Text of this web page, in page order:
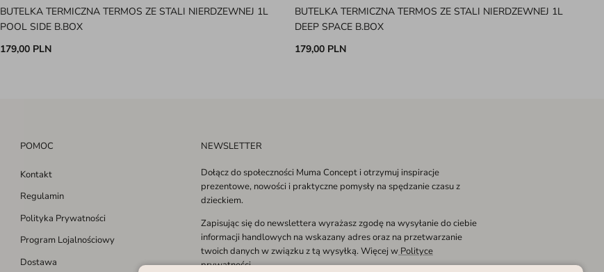
BUTELKA TERMICZNA TERMOS ZE STALI NIERDZEWNEJ 1L
POOL SIDE B.BOX
179,00 PLN
BUTELKA TERMICZNA TERMOS ZE STALI NIERDZEWNEJ 1L
DEEP SPACE B.BOX
179,00 PLN
POMOC
Kontakt
Regulamin
Polityka Prywatności
Program Lojalnościowy
Dostawa
NEWSLETTER
Dołącz do społeczności Muma Concept i otrzymuj inspiracje
prezentowe, nowości i praktyczne pomysły na spędzanie czasu z
dzieckiem.
Zapisując się do newslettera wyrażasz zgodę na wysyłanie do ciebie
informacji handlowych na wskazany adres oraz na przetwarzanie
twoich danych w związku z tą wysyłką. Więcej w Polityce
prywatności.